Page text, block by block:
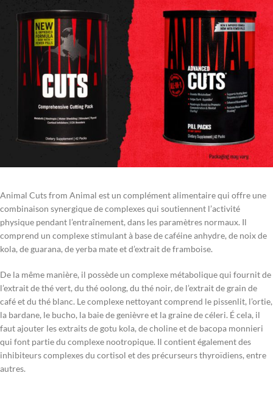
Animal Cuts from Animal est un complément alimentaire qui offre une
combinaison synergique de complexes qui soutiennent l’activité
physique pendant l’entraînement, dans les paramètres normaux. Il
comprend un complexe stimulant à base de caféine anhydre, de noix de
kola, de guarana, de yerba mate et d’extrait de framboise.
De la même manière, il possède un complexe métabolique qui fournit de
l’extrait de thé vert, du thé oolong, du thé noir, de l’extrait de grain de
café et du thé blanc. Le complexe nettoyant comprend le pissenlit, l’ortie,
la bardane, le bucho, la baie de genièvre et la graine de céleri. É cela, il
faut ajouter les extraits de gotu kola, de choline et de bacopa monnieri
qui font partie du complexe nootropique. Il contient également des
inhibiteurs complexes du cortisol et des précurseurs thyroïdiens, entre
autres.